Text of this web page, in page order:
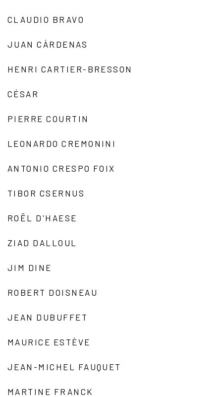
CLAUDIO BRAVO
JUAN CÁRDENAS
HENRI CARTIER-BRESSON
CÉSAR
PIERRE COURTIN
LEONARDO CREMONINI
ANTONIO CRESPO FOIX
TIBOR CSERNUS
ROËL D'HAESE
ZIAD DALLOUL
JIM DINE
ROBERT DOISNEAU
JEAN DUBUFFET
MAURICE ESTÈVE
JEAN-MICHEL FAUQUET
MARTINE FRANCK